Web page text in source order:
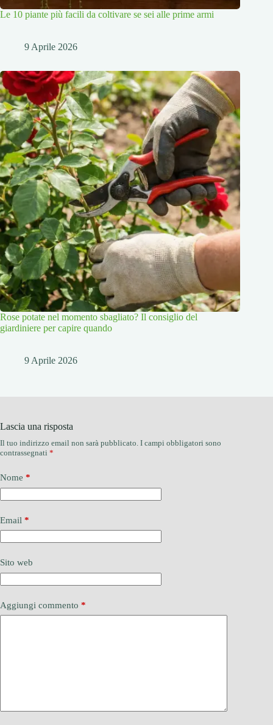
Le 10 piante più facili da coltivare se sei alle prime armi
9 Aprile 2026
Rose potate nel momento sbagliato? Il consiglio del
giardiniere per capire quando
9 Aprile 2026
Lascia una risposta
Il tuo indirizzo email non sarà pubblicato. I campi obbligatori sono
contrassegnati *
Nome *
Email *
Sito web
Aggiungi commento *